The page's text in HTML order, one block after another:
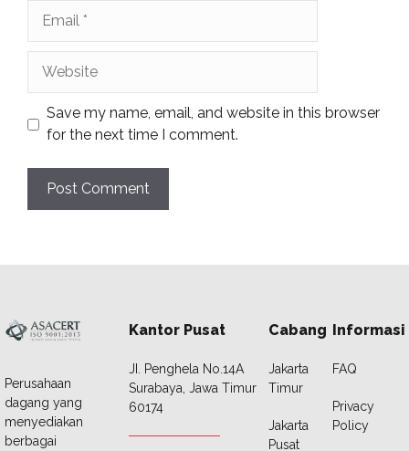
Save my name, email, and website in this browser
for the next time I comment.
Perusahaan
dagang yang
menyediakan
berbagai
Kantor Pusat
JI. Penghela No.14A
Surabaya, Jawa Timur
60174
Cabang
Jakarta
Timur
Jakarta
Pusat
Informasi
FAQ
Privacy
Policy